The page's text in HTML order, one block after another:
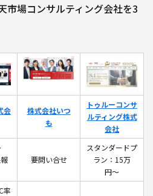
市場コンサルティング会社を3
会
株式会社いつ
も
トゥルーコンサ
ルティング株式
会社
要問い合せ
スタンダードプ
ラン：15万
円〜
率